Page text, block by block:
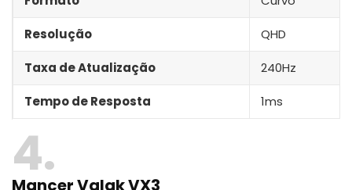
Resolução QHD
Taxa de Atualização 240Hz
Tempo de Resposta 1ms
4
Mancer Valak VX3